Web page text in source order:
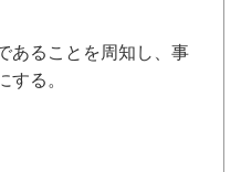
あることを周知し、事
する。